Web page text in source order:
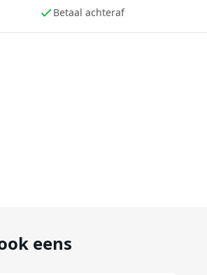
Betaal achteraf
eens